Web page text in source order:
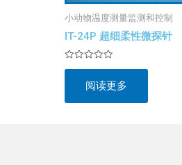
小动物温度测量监测和控制
IT-24P 超细柔性微探针
评
&sol;
5
阅读更多